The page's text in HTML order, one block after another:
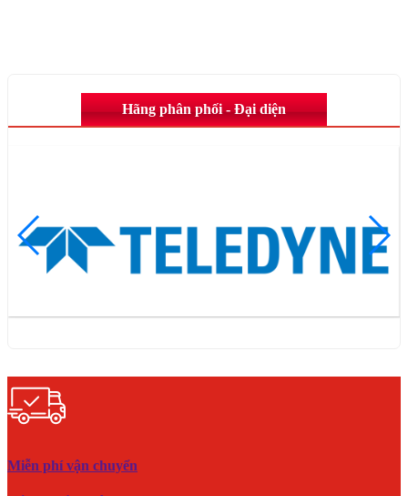
Hãng phân phối - Đại diện
Miễn phí vận chuyển